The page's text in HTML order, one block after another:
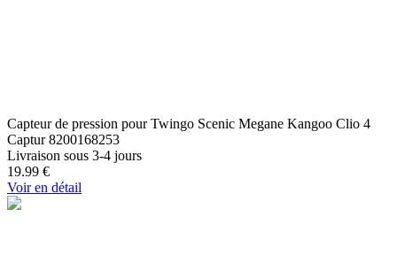
Capteur de pression pour Twingo Scenic Megane Kangoo Clio 4
Captur 8200168253
Livraison sous 3-4 jours
19.99 €
Voir en détail